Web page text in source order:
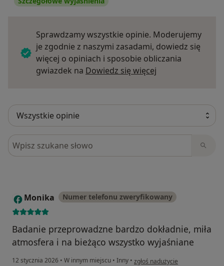
Sprawdzamy wszystkie opinie. Moderujemy
je zgodnie z naszymi zasadami, dowiedz się
więcej o opiniach i sposobie obliczania
gwiazdek na Dowiedz się więcej
Szukaj w opiniach
M Monika Numer telefonu zweryfikowany
Badanie przeprowadzne bardzo dokładnie, miła
atmosfera i na bieżąco wszystko wyjaśniane
12 stycznia 2026 • W innym miejscu • Inny • w opinii użytkownika Monika
zgłoś nadużycie